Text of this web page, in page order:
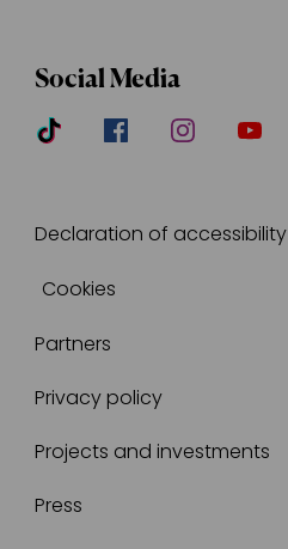
Social Media
Declaration of accessibility
Cookies
Partners
Privacy policy
Projects and investments
Press